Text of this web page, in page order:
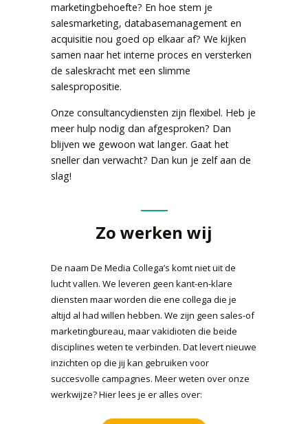
marketingbehoefte? En hoe stem je
salesmarketing, databasemanagement en
acquisitie nou goed op elkaar af? We kijken
samen naar het interne proces en versterken
de saleskracht met een slimme
salespropositie.
Onze consultancydiensten zijn flexibel. Heb je
meer hulp nodig dan afgesproken? Dan
blijven we gewoon wat langer. Gaat het
sneller dan verwacht? Dan kun je zelf aan de
slag!
Zo werken wij
De naam De Media Collega’s komt niet uit de
lucht vallen. We leveren geen kant-en-klare
diensten maar worden die ene collega die je
altijd al had willen hebben. We zijn geen sales-of
marketingbureau, maar vakidioten die beide
disciplines weten te verbinden. Dat levert nieuwe
inzichten op die jij kan gebruiken voor
succesvolle campagnes. Meer weten over onze
werkwijze? Hier lees je er alles over: